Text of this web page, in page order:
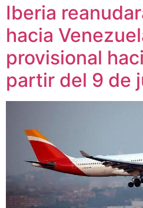
Iberia
hacia
provisional
partir del 9 de